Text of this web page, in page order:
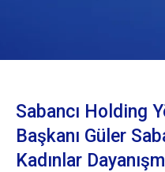
Sabancı Holding
Başkanı Güler
Kadınlar